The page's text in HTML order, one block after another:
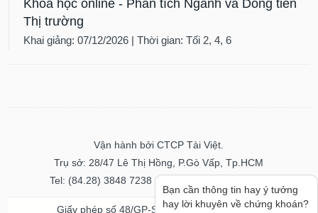
Khóa học online - Phân tích Ngành và Dòng tiền
Thị trường
Khai giảng: 07/12/2026 | Thời gian: Tối 2, 4, 6
Vận hành bởi CTCP Tài Việt.
Trụ sở: 28/47 Lê Thị Hồng, P.Gò Vấp, Tp.HCM
Tel: (84.28) 3848 7238 - Fax: (84.28) 3848 7237
Giấy phép số 48/GP-STTTT ngày 04/11/2016
Bạn cần thông tin hay ý tưởng
hay lời khuyên về chứng khoán?